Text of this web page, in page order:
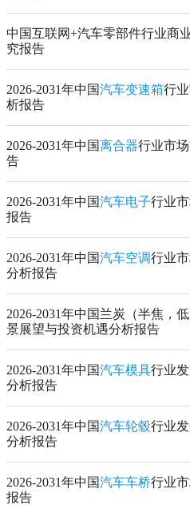
中国互联网+汽车零部件行业商
究报告
2026-2031年中国汽车变速箱行
析报告
2026-2031年中国离合器行业市
告
2026-2031年中国汽车电子行业
报告
2026-2031年中国汽车空调行业
分析报告
2026-2031年中国兰炭（半焦，
景展望与投资机遇分析报告
2026-2031年中国汽车模具行业
分析报告
2026-2031年中国汽车轮毂行业
分析报告
2026-2031年中国汽车车桥行业
报告